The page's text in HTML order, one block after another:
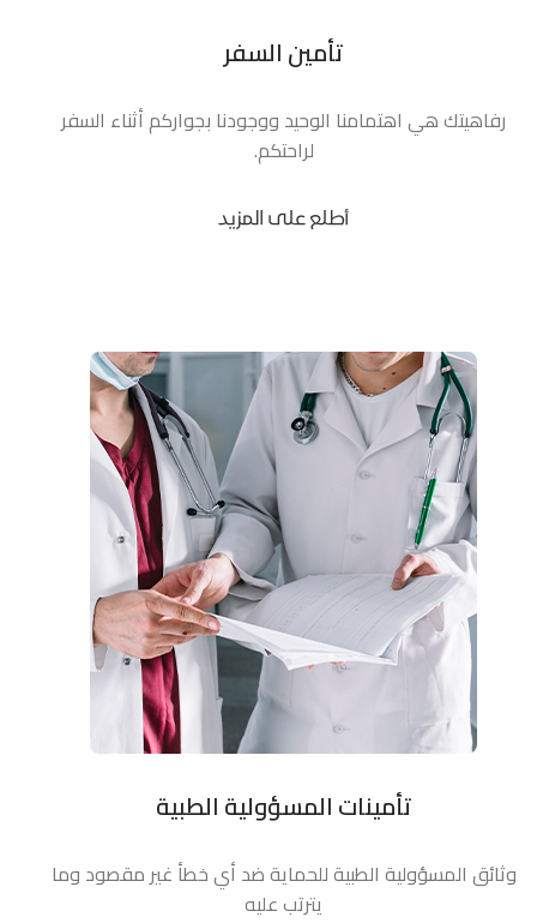
تأمين السفر
رفاهيتك هي اهتمامنا الوحيد ووجودنا بجواركم أثناء السفر
لراحتكم.
أطلع على المزيد
تأمينات المسؤولية الطبية
وثائق المسؤولية الطبية للحماية ضد أي خطأ غير مقصود وما
يترتب عليه